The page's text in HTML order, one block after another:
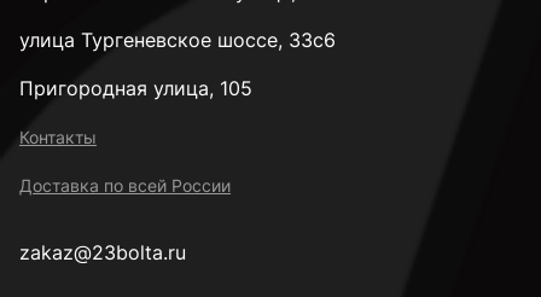
35 мм
улица Тургеневское шоссе, 33с6
Пригородная улица, 105
Контакты
Доставка по всей России
zakaz@23bolta.ru